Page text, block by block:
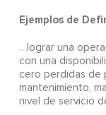
Ejemplos de
…lograr una
con una
cero perdidas de
mantenimiento,
nivel de servicio